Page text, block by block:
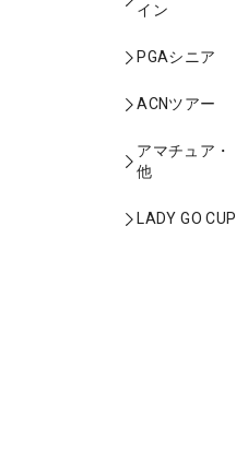
イン
PGAシニア
ACNツアー
アマチュア・
他
LADY GO CUP